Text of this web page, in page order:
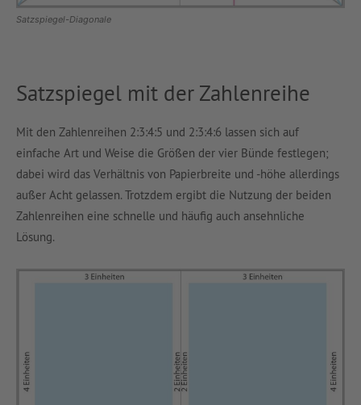
Satzspiegel-Diagonale
Satzspiegel mit der Zahlenreihe
Mit den Zahlenreihen 2:3:4:5 und 2:3:4:6 lassen sich auf
einfache Art und Weise die Größen der vier Bünde festlegen;
dabei wird das Verhältnis von Papierbreite und -höhe allerdings
außer Acht gelassen. Trotzdem ergibt die Nutzung der beiden
Zahlenreihen eine schnelle und häufig auch ansehnliche
Lösung.